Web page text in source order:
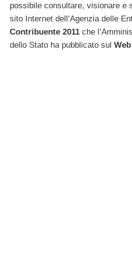
possibile consultare, visionare e
sito Internet dell’Agenzia delle
Contribuente 2011 che
dello Stato ha pubblicato sul Web